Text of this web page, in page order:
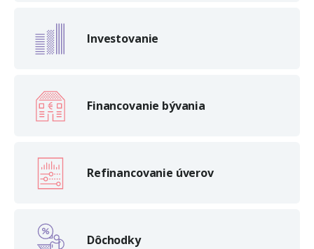
Investovanie
Financovanie bývania
Refinancovanie úverov
Dôchodky